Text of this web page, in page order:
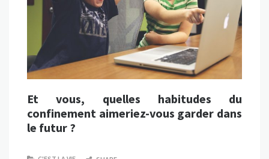
Et vous, quelles habitudes du
confinement aimeriez-vous garder dans
le futur ?